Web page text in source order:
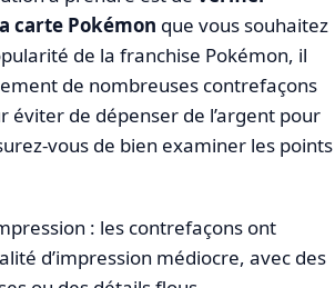
carte Pokémon que vous souhaitez
de la franchise Pokémon, il
de nombreuses contrefaçons
éviter de dépenser de l’argent pour
vous de bien examiner les points
: les contrefaçons ont
d’impression médiocre, avec des